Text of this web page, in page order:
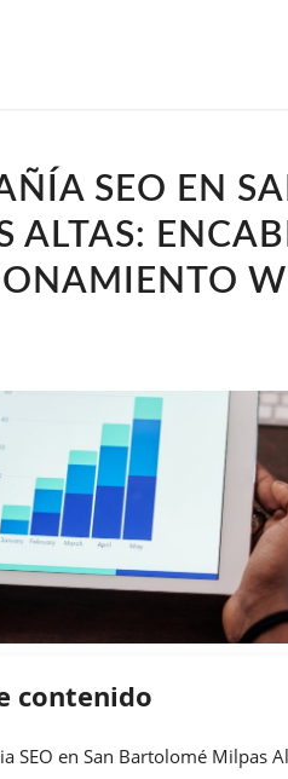
SEO EN
ALTAS:
contenido
SEO en San Bartolomé Milpas